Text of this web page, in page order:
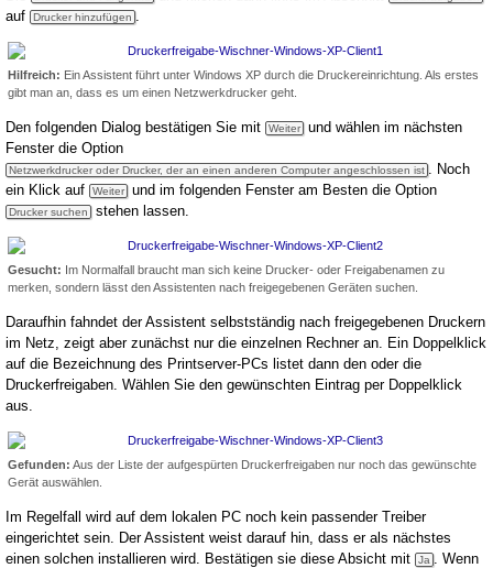
auf Drucker hinzufügen .
Hilfreich: Ein Assistent führt unter Windows XP durch die Druckereinrichtung. Als erstes
gibt man an, dass es um einen Netzwerkdrucker geht.
Den folgenden Dialog bestätigen Sie mit Weiter und wählen im nächsten
Fenster die Option
Netzwerkdrucker oder Drucker, der an einen anderen Computer angeschlossen ist . Noch
ein Klick auf
Weiter und im folgenden Fenster am Besten die Option
Drucker suchen stehen lassen.
Gesucht: Im Normalfall braucht man sich keine Drucker- oder Freigabenamen zu
merken, sondern lässt den Assistenten nach freigegebenen Geräten suchen.
Daraufhin fahndet der Assistent selbstständig nach freigegebenen Druckern
im Netz, zeigt aber zunächst nur die einzelnen Rechner an. Ein Doppelklick
auf die Bezeichnung des Printserver-PCs listet dann den oder die
Druckerfreigaben. Wählen Sie den gewünschten Eintrag per Doppelklick
aus.
Gefunden: Aus der Liste der aufgespürten Druckerfreigaben nur noch das gewünschte
Gerät auswählen.
Im Regelfall wird auf dem lokalen PC noch kein passender Treiber
eingerichtet sein. Der Assistent weist darauf hin, dass er als nächstes
einen solchen installieren wird. Bestätigen sie diese Absicht mit
Ja . Wenn